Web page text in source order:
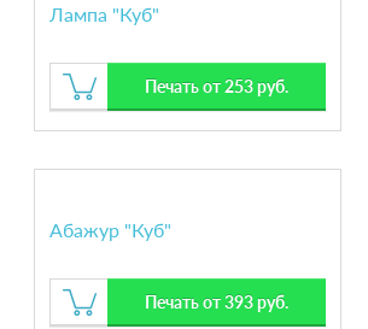
Лампа "Куб"
Печать от 253 руб.
Абажур "Куб"
Печать от 393 руб.